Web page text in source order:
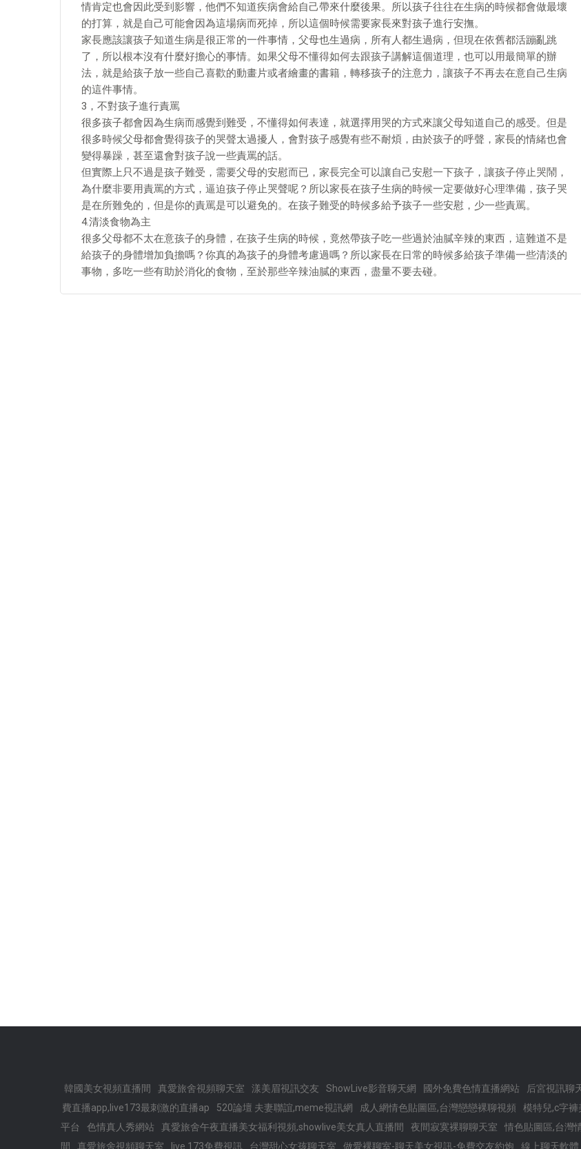
情肯定也會因此受到影響，他們不知道疾病會給自己帶來什麼後果。所以孩子往往在生病的時候都會做最壞
的打算，就是自己可能會因為這場病而死掉，所以這個時候需要家長來對孩子進行安撫。
家長應該讓孩子知道生病是很正常的一件事情，父母也生過病，所有人都生過病，但現在依舊都活蹦亂跳
了，所以根本沒有什麼好擔心的事情。如果父母不懂得如何去跟孩子講解這個道理，也可以用最簡單的辦
法，就是給孩子放一些自己喜歡的動畫片或者繪畫的書籍，轉移孩子的注意力，讓孩子不再去在意自己生病
的這件事情。
3，不對孩子進行責罵
很多孩子都會因為生病而感覺到難受，不懂得如何表達，就選擇用哭的方式來讓父母知道自己的感受。但是
很多時候父母都會覺得孩子的哭聲太過擾人，會對孩子感覺有些不耐煩，由於孩子的呼聲，家長的情緒也會
變得暴躁，甚至還會對孩子說一些責罵的話。
但實際上只不過是孩子難受，需要父母的安慰而已，家長完全可以讓自己安慰一下孩子，讓孩子停止哭鬧，
為什麼非要用責罵的方式，逼迫孩子停止哭聲呢？所以家長在孩子生病的時候一定要做好心理準備，孩子哭
是在所難免的，但是你的責罵是可以避免的。在孩子難受的時候多給予孩子一些安慰，少一些責罵。
4.清淡食物為主
很多父母都不太在意孩子的身體，在孩子生病的時候，竟然帶孩子吃一些過於油膩辛辣的東西，這難道不是
給孩子的身體增加負擔嗎？你真的為孩子的身體考慮過嗎？所以家長在日常的時候多給孩子準備一些清淡的
事物，多吃一些有助於消化的食物，至於那些辛辣油膩的東西，盡量不要去碰。
韓國美女視頻直播間 真愛旅舍視頻聊天室 漾美眉視訊交友 ShowLive影音聊天網 國外免費色情直播網站 后宮視訊聊
費直播app,live173最刺激的直播ap
520論壇 夫妻聯誼,meme視訊網 成人網情色貼圖區,台灣戀戀裸聊視頻 模特兒,c字
平台
色情真人秀網站 真愛旅舍午夜直播美女福利視頻,showlive美女真人直播間 夜間寂寞裸聊聊天室 情色貼圖區,台灣
間
真愛旅舍視頻聊天室 live 173免費視訊 台灣甜心女孩聊天室 做愛裸聊室-聊天美女視訊-免費交友約炮 線上聊天軟體